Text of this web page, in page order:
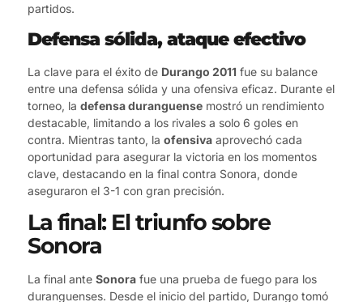
partidos.
Defensa sólida, ataque efectivo
La clave para el éxito de Durango 2011 fue su balance
entre una defensa sólida y una ofensiva eficaz. Durante el
torneo, la defensa duranguense mostró un rendimiento
destacable, limitando a los rivales a solo 6 goles en
contra. Mientras tanto, la ofensiva aprovechó cada
oportunidad para asegurar la victoria en los momentos
clave, destacando en la final contra Sonora, donde
aseguraron el 3-1 con gran precisión.
La final: El triunfo sobre
Sonora
La final ante Sonora fue una prueba de fuego para los
duranguenses. Desde el inicio del partido, Durango tomó